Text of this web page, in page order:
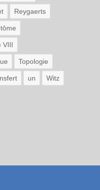
Reygaerts
VIII
Topologie
un Witz